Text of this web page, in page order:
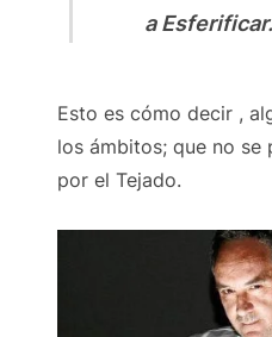
a Esferificar.
Esto es cómo decir ,
los ámbitos; que no se
por el Tejado.